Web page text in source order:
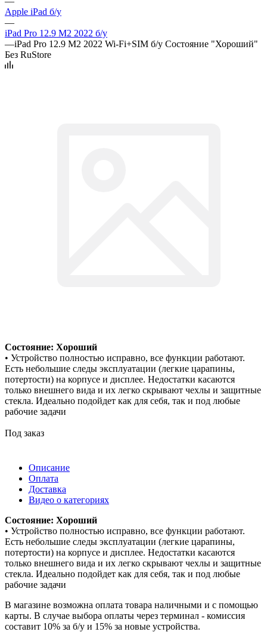
Apple iPad б/у
—
iPad Pro 12.9 M2 2022 б/у
—iPad Pro 12.9 M2 2022 Wi-Fi+SIM б/у Состояние "Хороший"
Без RuStore
Состояние: Хороший
• Устройство полностью исправно, все функции работают.
Есть небольшие следы эксплуатации (легкие царапины,
потертости) на корпусе и дисплее. Недостатки касаются
только внешнего вида и их легко скрывают чехлы и защитные
стекла. Идеально подойдет как для себя, так и под любые
рабочие задачи
Под заказ
Описание
Оплата
Доставка
Видео о категориях
Состояние: Хороший
• Устройство полностью исправно, все функции работают.
Есть небольшие следы эксплуатации (легкие царапины,
потертости) на корпусе и дисплее. Недостатки касаются
только внешнего вида и их легко скрывают чехлы и защитные
стекла. Идеально подойдет как для себя, так и под любые
рабочие задачи
В магазине возможна оплата товара наличными и с помощью
карты. В случае выбора оплаты через терминал - комиссия
составит 10% за б/у и 15% за новые устройства.